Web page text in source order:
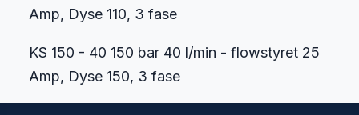
Amp, Dyse 110, 3 fase
KS 150 - 40 150 bar 40 l/min - flowstyret 25
Amp, Dyse 150, 3 fase